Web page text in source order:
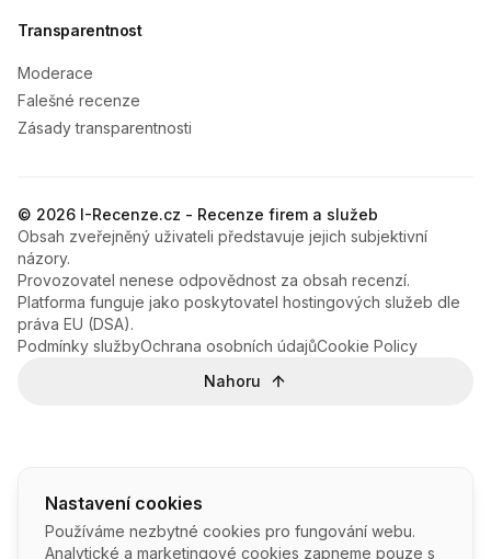
Nastavení cookies
Používáme nezbytné cookies pro fungování webu.
Analytické a marketingové cookies zapneme pouze s
Transparentnost
Moderace
Falešné recenze
Zásady transparentnosti
© 2026 I-Recenze.cz - Recenze firem a služeb
Obsah zveřejněný uživateli představuje jejich subjektivní
názory.
Provozovatel nenese odpovědnost za obsah recenzí.
Platforma funguje jako poskytovatel hostingových služeb dle
práva EU (DSA).
Podmínky službyOchrana osobních údajůCookie Policy
Nahoru